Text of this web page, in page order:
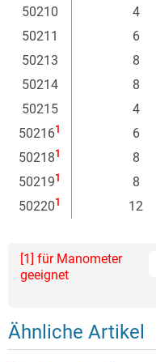
50210
4
50211
6
50213
8
50214
8
50215
4
502161 6
502181 8
502191 8
502201 12
[1] für Manometer
geeignet
Ähnliche Artikel